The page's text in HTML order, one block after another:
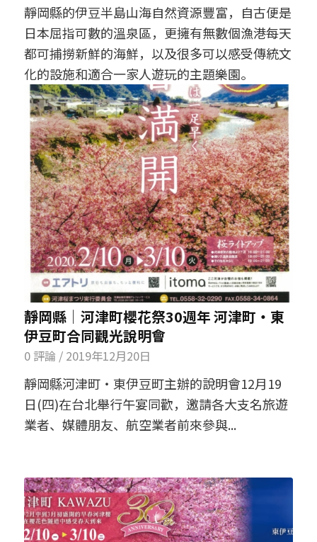
靜岡縣的伊豆半島山海自然資源豐富，自古便是
日本屈指可數的溫泉區，更擁有無數個漁港每天
都可捕撈新鮮的海鮮，以及很多可以感受傳統文
化的設施和適合一家人遊玩的主題樂園。
靜岡縣│河津町櫻花祭30週年 河津町‧東
伊豆町合同觀光說明會
0 評論 / 2019年12月20日
靜岡縣河津町‧東伊豆町主辦的說明會12月19
日(四)在台北舉行午宴同歡，邀請各大支名旅遊
業者、媒體朋友、航空業者前來參與...